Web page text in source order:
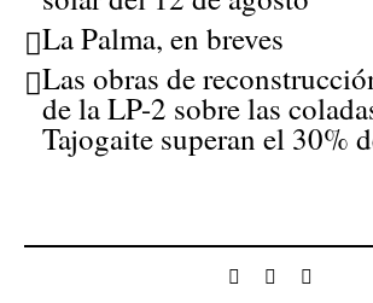
La Palma, en breves
Las obras de
de la LP-2 sobre las
Tajogaite superan el 30%